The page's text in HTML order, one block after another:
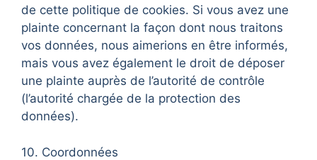
de cette politique de cookies. Si vous avez une
plainte concernant la façon dont nous traitons
vos données, nous aimerions en être informés,
mais vous avez également le droit de déposer
une plainte auprès de l’autorité de contrôle
(l’autorité chargée de la protection des
données).
10. Coordonnées